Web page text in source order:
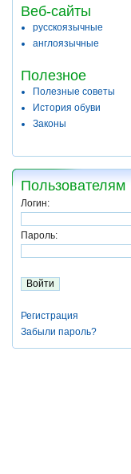
Веб-сайты
русскоязычные
англоязычные
Полезное
Полезные советы
История обуви
Законы
Пользователям
Логин:
Пароль:
Регистрация
Забыли пароль?